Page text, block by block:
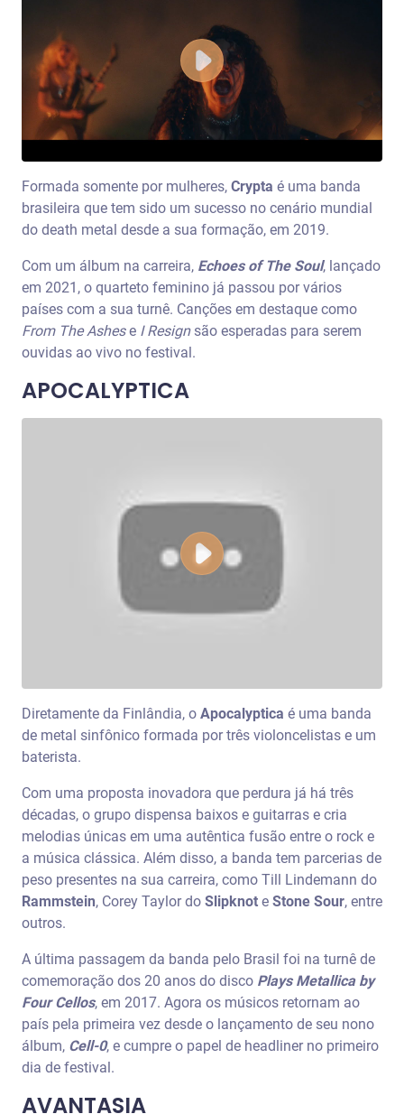
Formada somente por mulheres, Crypta é uma banda
brasileira que tem sido um sucesso no cenário mundial
do death metal desde a sua formação, em 2019.
Com um álbum na carreira, Echoes of The Soul, lançado
em 2021, o quarteto feminino já passou por vários
países com a sua turnê. Canções em destaque como
From The Ashese I Resignsão esperadas para serem
ouvidas ao vivo no festival.
APOCALYPTICA
Diretamente da Finlândia, o Apocalyptica é uma banda
de metal sinfônico formada por três violoncelistas e um
baterista.
Com uma proposta inovadora que perdura já há três
décadas, o grupo dispensa baixos e guitarras e cria
melodias únicas em uma autêntica fusão entre o rock e
a música clássica. Além disso, a banda tem parcerias de
peso presentes na sua carreira, como Till Lindemann do
Rammstein, Corey Taylor do Slipknot e Stone Sour, entre
outros.
A última passagem da banda pelo Brasil foi na turnê de
comemoração dos 20 anos do disco Plays Metallica by
Four Cellos, em 2017. Agora os músicos retornam ao
país pela primeira vez desde o lançamento de seu nono
álbum, Cell-0, e cumpre o papel de headliner no primeiro
dia de festival.
AVANTASIA